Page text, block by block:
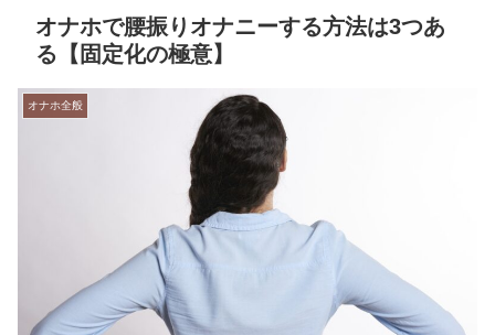
オナホで腰振りオナニーする方法は3つあ
る【固定化の極意】
オナホ全般